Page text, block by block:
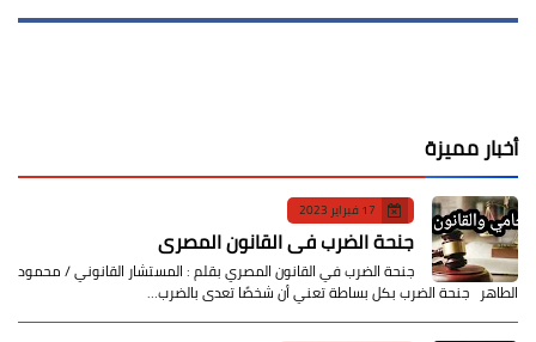
أخبار مميزة
17 فبراير 2023
جنحة الضرب في القانون المصري
جنحة الضرب في القانون المصري بقلم : المستشار القانوني / محمود
الطاهر جنحة الضرب بكل بساطة تعني أن شخصًا تعدى بالضرب…